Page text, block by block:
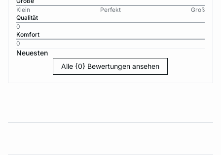
Klein
Perfekt
Groß
Qualität
0
Komfort
0
Neuesten
Alle {0} Bewertungen ansehen